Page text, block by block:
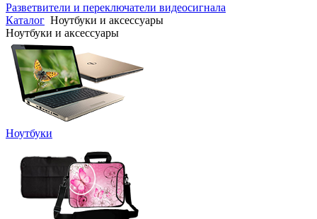
Разветвители и переключатели видеосигнала
Каталог Ноутбуки и аксессуары
Ноутбуки и аксессуары
Ноутбуки